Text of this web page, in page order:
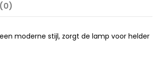
moderne stijl, zorgt de lamp voor helder